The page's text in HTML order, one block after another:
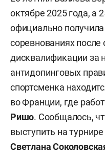
октябре 2025 года, а
официально
соревнованиях после
дисквалификации за
антидопинговых
спортсменка
во Франции, где
Ришо. Сообщалось,
выступить на
Светлана